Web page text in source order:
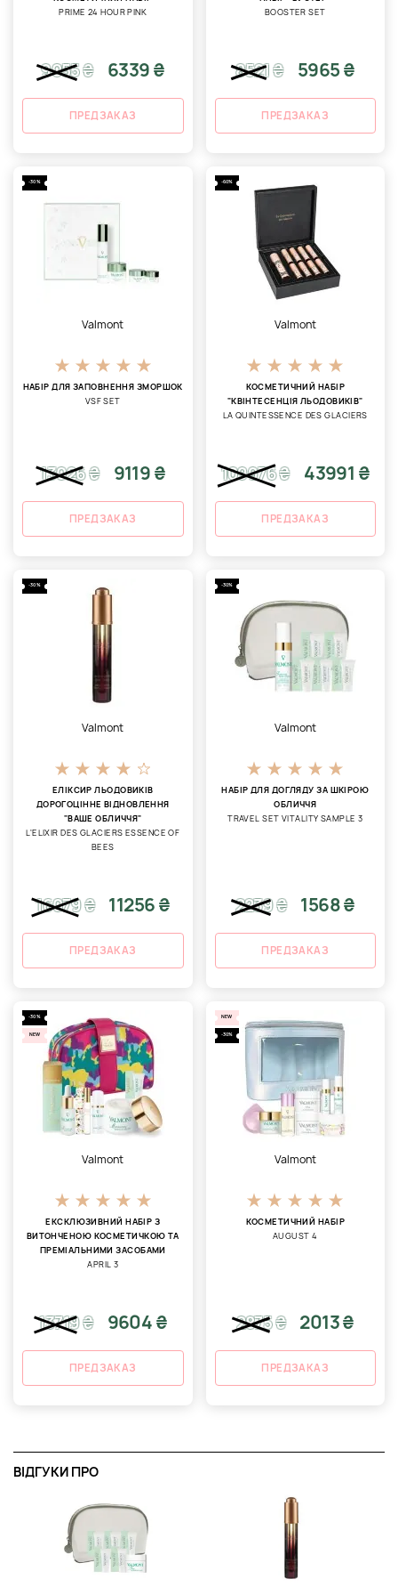
PRIME 24 HOUR PINK
9055₴ 6339 ₴
ПРЕДЗАКАЗ
BOOSTER SET
8521₴ 5965 ₴
ПРЕДЗАКАЗ
-30%
Valmont
НАБІР ДЛЯ ЗАПОВНЕННЯ ЗМОРШОК
VSF SET
13026₴ 9119 ₴
ПРЕДЗАКАЗ
-60%
Valmont
КОСМЕТИЧНИЙ НАБІР
"КВІНТЕСЕНЦІЯ ЛЬОДОВИКІВ"
LA QUINTESSENCE DES GLACIERS
109976₴ 43991 ₴
ПРЕДЗАКАЗ
-30%
Valmont
ЕЛІКСИР ЛЬОДОВИКІВ
ДОРОГОЦІННЕ ВІДНОВЛЕННЯ
"ВАШЕ ОБЛИЧЧЯ"
L'ELIXIR DES GLACIERS ESSENCE OF
BEES
16079₴ 11256 ₴
ПРЕДЗАКАЗ
-30%
Valmont
НАБІР ДЛЯ ДОГЛЯДУ ЗА ШКІРОЮ
ОБЛИЧЧЯ
TRAVEL SET VITALITY SAMPLE 3
2239₴ 1568 ₴
ПРЕДЗАКАЗ
-30%
NEW
Valmont
ЕКСКЛЮЗИВНИЙ НАБІР З
ВИТОНЧЕНОЮ КОСМЕТИЧКОЮ ТА
ПРЕМІАЛЬНИМИ ЗАСОБАМИ
APRIL 3
13719₴ 9604 ₴
ПРЕДЗАКАЗ
NEW
-30%
Valmont
КОСМЕТИЧНИЙ НАБІР
AUGUST 4
2875₴ 2013 ₴
ПРЕДЗАКАЗ
ВІДГУКИ ПРО